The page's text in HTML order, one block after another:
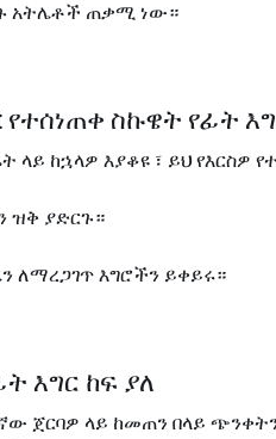
አትሌቶች ጠቃሚ ነው።
የተሰነጠቀ ስኩዌት የፊት
ከኋላዎ እያቆዩ ፣ ይህ የእርስዎ
ዝቅ ያድርጉ።
ለማረጋገጥ እግሮችን ይቀይሩ።
እግር ከፍ ያለ
ጀርባዎ ላይ ከመጠን በላይ